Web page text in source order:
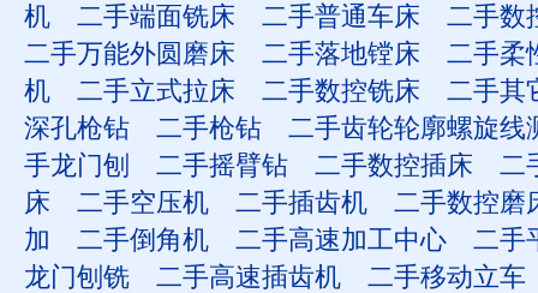
机
二手端面铣床 二手普通车床
二手数
二手万能外圆磨床
二手落地镗床
二手柔
机
二手立式拉床 二手数控铣床
二手其
深孔枪钻
二手枪钻
二手齿轮轮廓螺旋线
手龙门刨
二手摇臂钻 二手数控插床
二
床
二手空压机 二手插齿机
二手数控磨
加
二手倒角机 二手高速加工中心
二手
龙门刨铣
二手高速插齿机
二手移动立车